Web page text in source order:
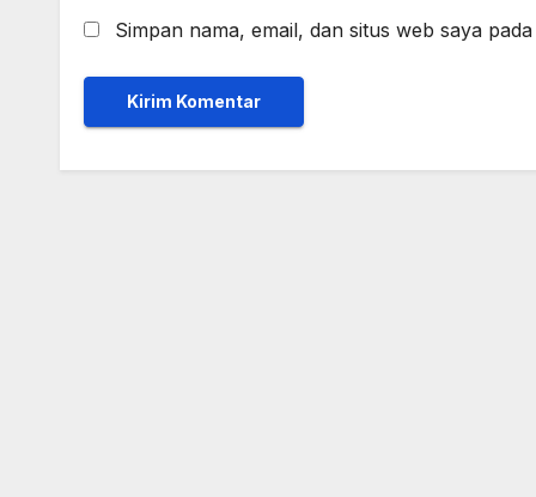
Simpan nama, email, dan situs web saya